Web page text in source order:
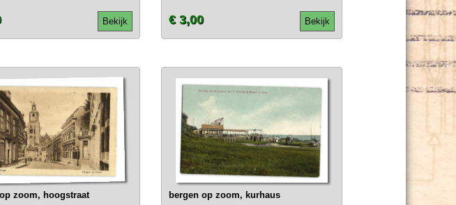
Bekijk Bekijk
€ 3,00
zoom, hoogstraat bergen op zoom, kurhaus